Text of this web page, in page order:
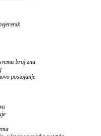
broj zna
postojanje